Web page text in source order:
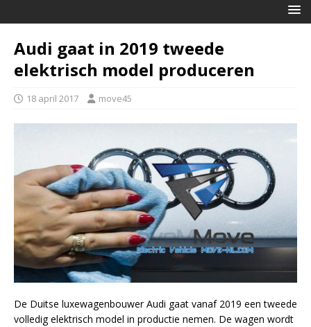
Audi gaat in 2019 tweede
elektrisch model produceren
18 april 2017 move45
De Duitse luxewagenbouwer Audi gaat vanaf 2019 een tweede
volledig elektrisch model in productie nemen. De wagen wordt